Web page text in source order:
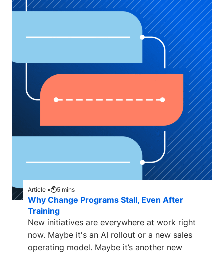
Article • 5 mins
Why Change Programs Stall, Even After
Training
New initiatives are everywhere at work right
now. Maybe it's an AI rollout or a new sales
operating model. Maybe it’s another new